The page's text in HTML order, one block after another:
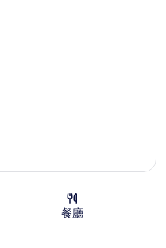
餐廳